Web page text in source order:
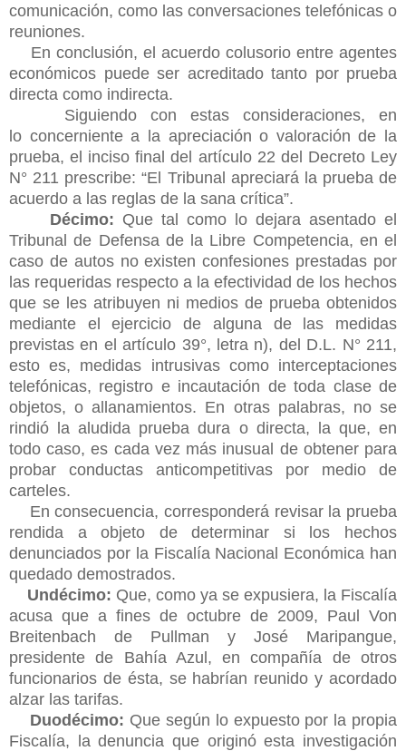
comunicación, como las conversaciones telefónicas o
reuniones.
En conclusión, el acuerdo colusorio entre agentes
económicos puede ser acreditado tanto por prueba
directa como indirecta.
Siguiendo con estas consideraciones, en
lo concerniente a la apreciación o valoración de la
prueba, el inciso final del artículo 22 del Decreto Ley
N° 211 prescribe: “El Tribunal apreciará la prueba de
acuerdo a las reglas de la sana crítica”.
Décimo: Que tal como lo dejara asentado el
Tribunal de Defensa de la Libre Competencia, en el
caso de autos no existen confesiones prestadas por
las requeridas respecto a la efectividad de los hechos
que se les atribuyen ni medios de prueba obtenidos
mediante el ejercicio de alguna de las medidas
previstas en el artículo 39°, letra n), del D.L. N° 211,
esto es, medidas intrusivas como interceptaciones
telefónicas, registro e incautación de toda clase de
objetos, o allanamientos. En otras palabras, no se
rindió la aludida prueba dura o directa, la que, en
todo caso, es cada vez más inusual de obtener para
probar conductas anticompetitivas por medio de
carteles.
En consecuencia, corresponderá revisar la prueba
rendida a objeto de determinar si los hechos
denunciados por la Fiscalía Nacional Económica han
quedado demostrados.
Undécimo: Que, como ya se expusiera, la Fiscalía
acusa que a fines de octubre de 2009, Paul Von
Breitenbach de Pullman y José Maripangue,
presidente de Bahía Azul, en compañía de otros
funcionarios de ésta, se habrían reunido y acordado
alzar las tarifas.
Duodécimo: Que según lo expuesto por la propia
Fiscalía, la denuncia que originó esta investigación